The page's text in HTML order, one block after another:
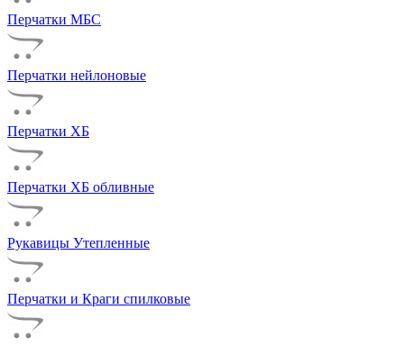
Перчатки МБС
Перчатки нейлоновые
Перчатки ХБ
Перчатки ХБ обливные
Рукавицы Утепленные
Перчатки и Краги спилковые